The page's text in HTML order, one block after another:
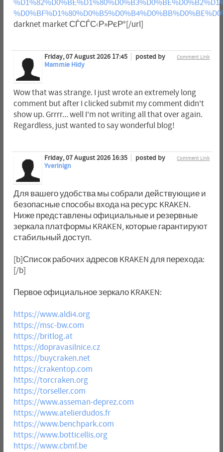
darknet market СЃСЃС‹Р»РєР°[/url]
Comment Link
Friday, 07 August 2026 17:45
posted by
Mammie Hidy
Wow that was strange. I just wrote an extremely long
comment but after I clicked submit my comment didn't
show up. Grrrr... well I'm not writing all that over again.
Regardless, just wanted to say wonderful blog!
Comment Link
Friday, 07 August 2026 16:35
posted by
Yverinign
Для вашего удобства мы собрали действующие и
безопасные способы входа на ресурс KRAKEN.
Ниже представлены официальные и резервные
зеркала платформы KRAKEN, которые гарантируют
стабильный доступ.
[b]Список рабочих адресов KRAKEN для перехода:
[/b]
Первое официальное зеркало KRAKEN:
https://www.aldi4.org
https://msc-bw.com
https://britlog.at
https://dopravasilnice.cz
https://buycraken.net
https://crakentop.com
https://torcraken.org
https://torseller.com
https://www.asseman-deprez.com
https://www.atelierdudos.fr
https://www.benchpark.com
https://www.botticellis.org
https://www.cbmf.be